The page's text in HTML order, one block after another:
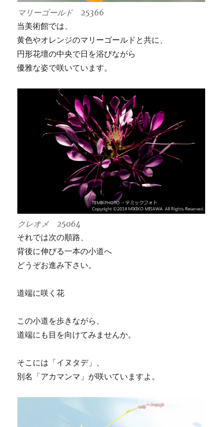
マリーゴールド 25366
当美術館では、
黄色やオレンジのマリーゴールドと共に、
円形花壇の中央で日を浴びながら
優雅な姿で咲いています。
クレオメ 25064
それでは次の順路、
背後に伸びる一本の小道へ
どうぞお進み下さい。
道端に咲く花
この小道を歩きながら、
道端にも目を向けてみませんか。
そこには「イヌタデ」、
別名「アカマンマ」が咲いていますよ。